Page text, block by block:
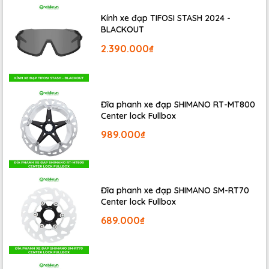
TÍNH NĂNG & LỢI ÍCH KHI SỬ DỤNG
+ Lý tưởng cho MTB, Road & Cyclocross.
+ Công thức với nền sáp tuyệt vời trong điều kiện khô và
bụi.
+ Bảo vệ chống lại các chất gây ô nhiễm.
+ Giúp bộ truyền động trơn tru và hạn chế tiếng động
khi chuyển số.
+ Có thể áp dụng cho sên xe, dây cáp, tay đề và bộ
Kính xe đạp TIFOSI STASH 2024 -
BLACKOUT
2.390.000₫
Đĩa phanh xe đạp SHIMANO RT-MT800
Center lock Fullbox
989.000₫
Đĩa phanh xe đạp SHIMANO SM-RT70
Center lock Fullbox
689.000₫